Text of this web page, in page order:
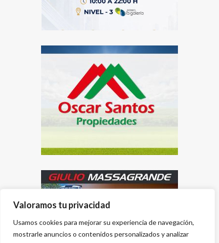
Valoramos tu privacidad
Usamos cookies para mejorar su experiencia de navegación,
mostrarle anuncios o contenidos personalizados y analizar